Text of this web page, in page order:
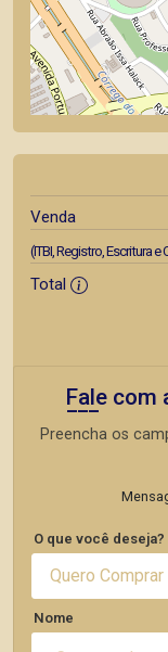
Venda
(ITBI, Registro, Escritura e
Total
Fale com
Preencha os
O que você deseja?
Quero Comprar
Nome